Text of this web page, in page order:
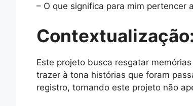
– O que significa para mim pertencer
Este projeto busca resgatar
trazer à tona histórias que foram
registro, tornando este projeto não